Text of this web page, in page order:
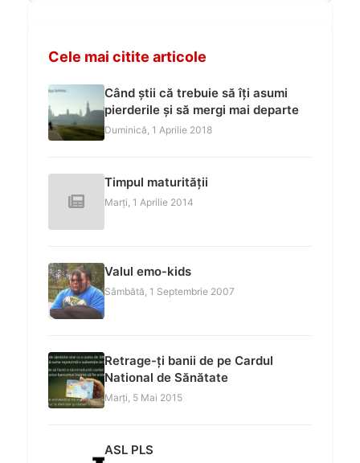
Cele mai citite articole
Când știi că trebuie să îți asumi
pierderile și să mergi mai departe
Duminică, 1 Aprilie 2018
Timpul maturității
Marți, 1 Aprilie 2014
Valul emo-kids
Sâmbătă, 1 Septembrie 2007
Retrage-ți banii de pe Cardul
National de Sănătate
Marți, 5 Mai 2015
ASL PLS